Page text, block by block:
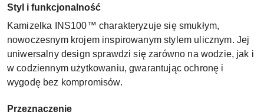
Styl i funkcjonalność
Kamizelka INS100™ charakteryzuje się smukłym,
nowoczesnym krojem inspirowanym stylem ulicznym. Jej
uniwersalny design sprawdzi się zarówno na wodzie, jak i
w codziennym użytkowaniu, gwarantując ochronę i
wygodę bez kompromisów.
Przeznaczenie